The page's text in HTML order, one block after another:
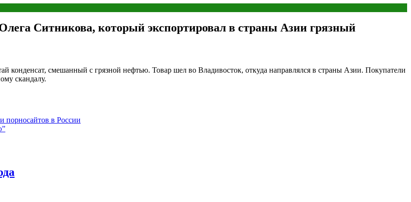
Ситникова, который экспортировал в страны Азии грязный
конденсат, смешанный с грязной нефтью. Товар шел во Владивосток, откуда направлялся в страны Азии. Покупатели
скандалу.
порносайтов в России